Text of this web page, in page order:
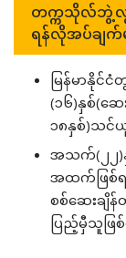
တက္ကသိုလ်ဘွဲ့လွန်
ရန်လိုအပ်ချက်မ
မြန်မာနိုင်
(၁၆)နှစ်(ဆ
၁၈နှစ်)သင်ယူ
အသက်(၂၂)နှ
အထက်ဖြစ်
စစ်ဆေးခ
ပြည့်မှီသူဖြ